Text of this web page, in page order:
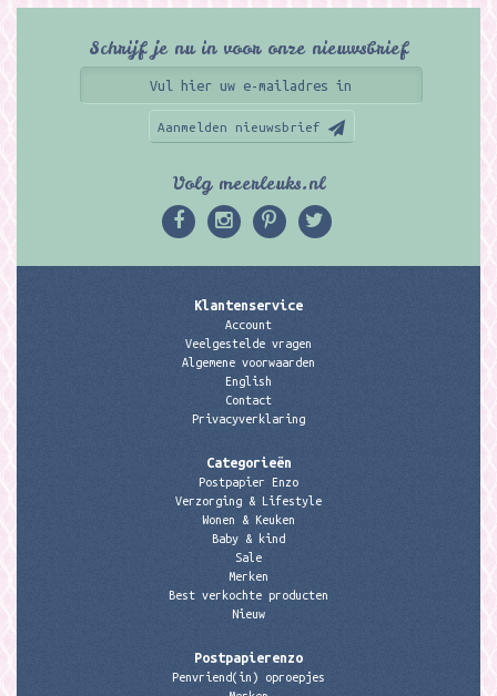
Schrijf je nu in voor onze nieuwsbrief
Aanmelden nieuwsbrief
Volg meerleuks.nl
Klantenservice
Account
Veelgestelde vragen
Algemene voorwaarden
English
Contact
Privacyverklaring
Categorieën
Postpapier Enzo
Verzorging & Lifestyle
Wonen & Keuken
Baby & kind
Sale
Merken
Best verkochte producten
Nieuw
Postpapierenzo
Penvriend(in) oproepjes